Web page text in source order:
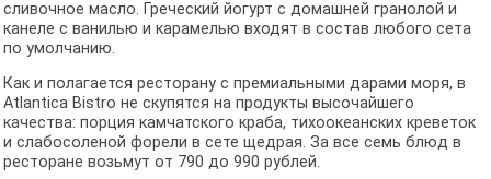
сливочное масло. Греческий йогурт с домашней гранолой и
канеле с ванилью и карамелью входят в состав любого сета
по умолчанию.
Как и полагается ресторану с премиальными дарами моря, в
Atlantica Bistro не скупятся на продукты высочайшего
качества: порция камчатского краба, тихоокеанских креветок
и слабосоленой форели в сете щедрая. За все семь блюд в
ресторане возьмут от 790 до 990 рублей.